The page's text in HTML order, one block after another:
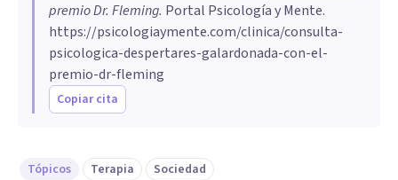
premio Dr. Fleming. Portal Psicología y Mente.
https://psicologiaymente.com/clinica/consulta-
psicologica-despertares-galardonada-con-el-
premio-dr-fleming
Copiar cita
Tópicos Terapia Sociedad